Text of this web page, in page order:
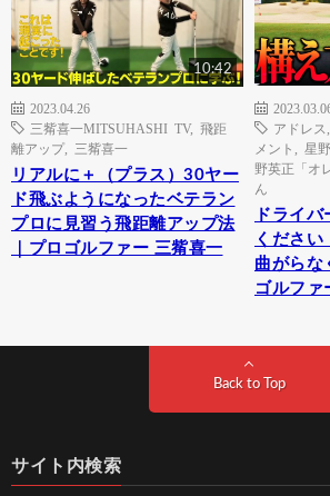
10:42
2023.04.26
三觜喜一MITSUHASHI TV, 飛距
離アップ
三觜喜一
リアルに＋（プラス）30ヤー
ド飛ぶようになったベテラン
プロに見習う飛距離アップ法
｜プロゴルファー 三觜喜一
アドレス
メント
星
野英正「オ
ん
ドライ
くださ
曲がらな
ゴルファ
Back to Top
サイト内検索